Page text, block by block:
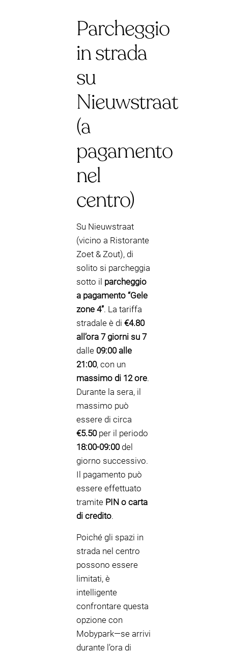
Parcheggio
in strada
su
Nieuwstraat
(a
pagamento
nel
centro)
Su Nieuwstraat
(vicino a Ristorante
Zoet & Zout), di
solito si parcheggia
sotto il parcheggio
a pagamento “Gele
zone 4”. La tariffa
stradale è di €4.80
all’ora 7 giorni su 7
dalle 09:00 alle
21:00, con un
massimo di 12 ore.
Durante la sera, il
massimo può
essere di circa
€5.50per il periodo
18:00-09:00del
giorno successivo.
Il pagamento può
essere effettuato
tramite PIN o carta
di credito.
Poiché gli spazi in
strada nel centro
possono essere
limitati, è
intelligente
confrontare questa
opzione con
Mobypark—se arrivi
durante l’ora di